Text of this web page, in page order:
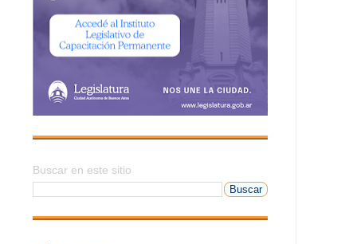
Buscar en este sitio